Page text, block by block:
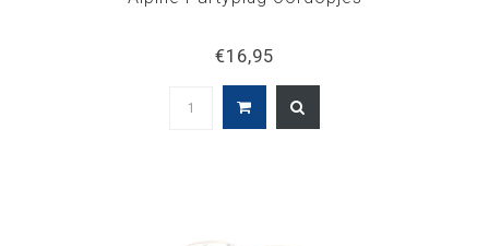
€16,95